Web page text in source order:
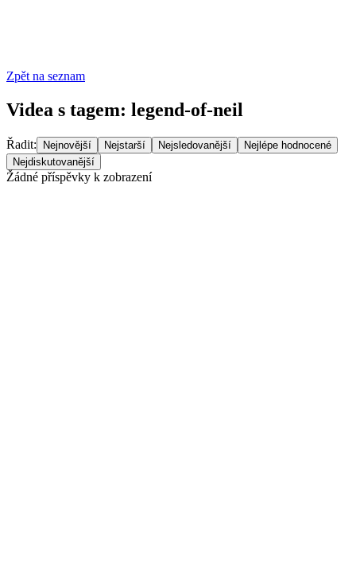
Zpět na seznam
Videa s tagem: legend-of-neil
Řadit: Nejnovější Nejstarší Nejsledovanější
Nejlépe hodnocené
Nejdiskutovanější
Žádné příspěvky k zobrazení